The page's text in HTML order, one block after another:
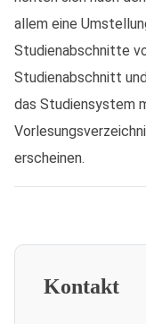
allem eine
Studienabschnitte
Studienabschnitt
das Studiensystem
erscheinen.
Kontakt